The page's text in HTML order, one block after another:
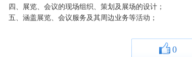
四、展览、会议的现场组织、策划及展场的设计；
五、涵盖展览、会议服务及其周边业务等活动；
0